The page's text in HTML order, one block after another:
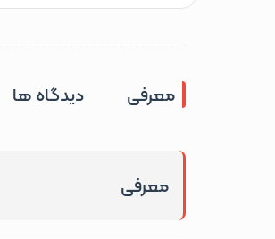
معرفی دیدگاه ها
معرفی